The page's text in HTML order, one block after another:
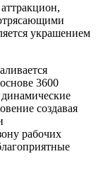
украшением
3600
создавая
рабочих